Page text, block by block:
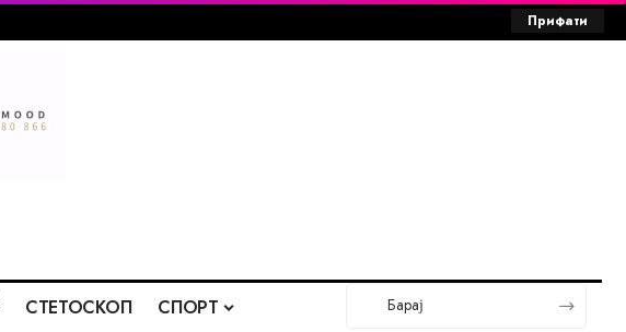
Прифати
СТЕТОСКОП СПОРТ